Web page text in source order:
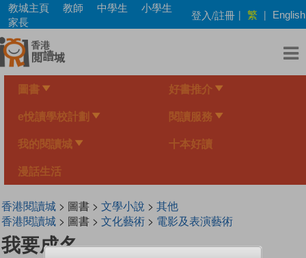
Skip
main
content
教城主頁 教師 中學生
小學生
家長
登入/註冊 | 繁 | English
圖書 好書推介
e悅讀學校計劃 閱讀服務
我的閱讀城 十本好讀
漫話生活
香港閱讀城> 圖書 > 文學小說 > 其他
香港閱讀城> 圖書 > 文化藝術> 電影及表演藝術
我要成名